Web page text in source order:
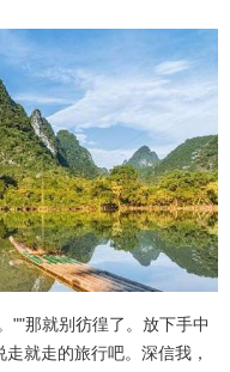
""那就别彷徨了。放下手中
就走的旅行吧。深信我，